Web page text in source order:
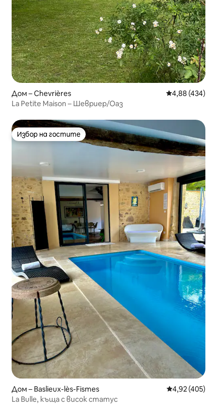
Дом – Chevrières Средна
4,88 (434)
La Petite Maison – Шевриер/Оаз
Избор на гостите
Избор на гостите
Дом – Baslieux-lès-Fismes Средна
4,92 (405)
La Bulle, къща с висок статус